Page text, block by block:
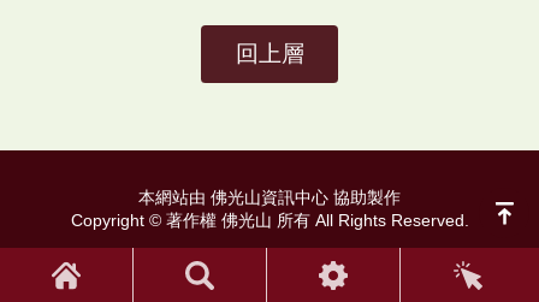
回上層
本網站由 佛光山資訊中心 協助製作
Copyright © 著作權 佛光山 所有 All Rights Reserved.